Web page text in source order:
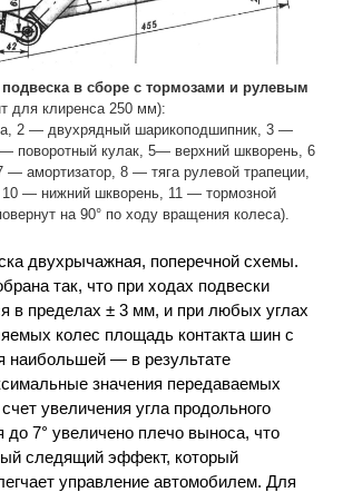
в сборе с тормозами и рулевым
для клиренса 250 мм):
2 — двухрядный шарикоподшипник, 3 —
поворотный кулак, 5— верхний шкворень, 6
амортизатор, 8 — тяга рулевой трапеции,
— нижний шкворень, 11 — тормозной
на 90° по ходу вращения колеса).
двухрычажная, поперечной схемы.
так, что при ходах подвески
в пределах ± 3 мм, и при любых углах
колес площадь контакта шин с
наибольшей — в результате
значения передаваемых
увеличения угла продольного
до 7° увеличено плечо выноса, что
следящий эффект, который
управление автомобилем. Для